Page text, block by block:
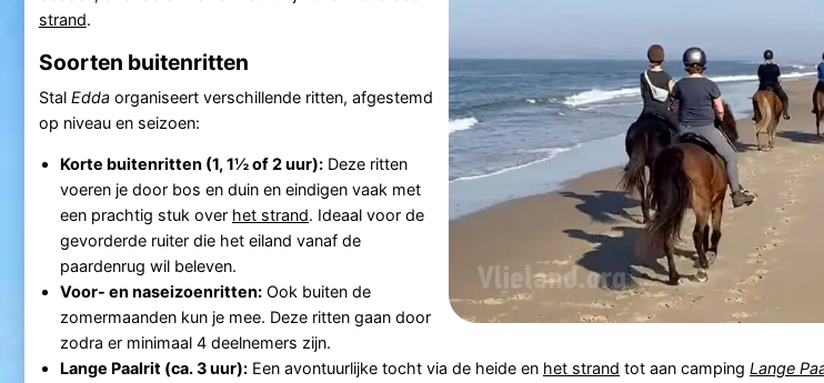
strand.
Soorten buitenritten
Stal Eddaorganiseert verschillende ritten, afgestemd
op niveau en seizoen:
Korte buitenritten (1, 1½ of 2 uur):Deze ritten
voeren je door bos en duin en eindigen vaak met
een prachtig stuk over het strand. Ideaal voor de
gevorderde ruiter die het eiland vanaf de
paardenrug wil beleven.
Voor- en naseizoenritten:Ook buiten de
zomermaanden kun je mee. Deze ritten gaan door
zodra er minimaal 4 deelnemers zijn.
Lange Paalrit (ca. 3 uur):Een avontuurlijke tocht via de heide en het strand tot aan camping Lange